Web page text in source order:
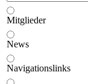
Mitglieder
News
Navigationslinks